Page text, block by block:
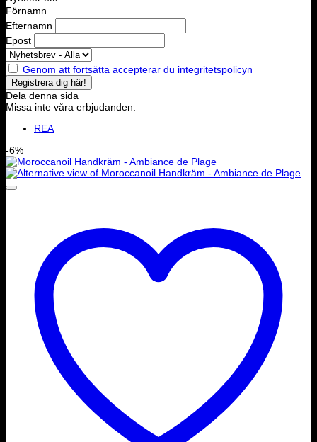
Förnamn
Efternamn
Epost
Genom att fortsätta accepterar du integritetspolicyn
Dela denna sida
Missa inte våra erbjudanden:
REA
-6%